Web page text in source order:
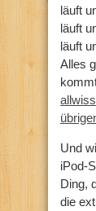
läuft
läuft
läuft
Alles
Und
iPod-
Ding,
die